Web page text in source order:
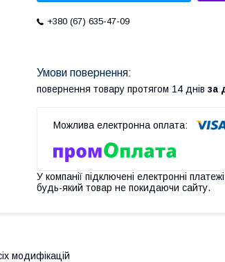
+380 (67) 635-47-09
повернення товару протягом 14 днів за
У компанії підключені електронні
будь-який товар не покидаючи сайту.
модифікацій